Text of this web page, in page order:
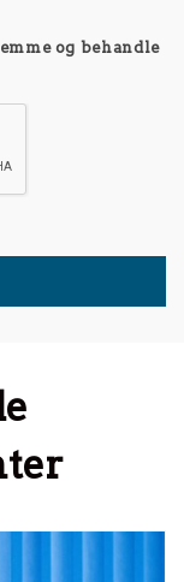
og behandle